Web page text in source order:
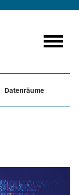
Datenräume